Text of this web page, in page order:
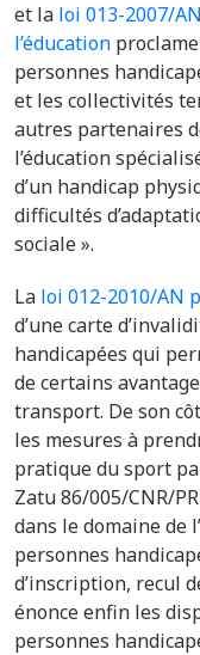
et la loi 013-2007/
l’éducation
personnes
et les collectivités
autres partenaires
l’éducation
d’un handicap
difficultés
sociale ».
La loi 012-2010/AN
d’une carte
handicapées qui
de certains
transport. De son
les mesures à
pratique du sport
Zatu 86/005/CNR/
dans le domaine de
personnes
d’inscription, recul
énonce enfin les
personnes